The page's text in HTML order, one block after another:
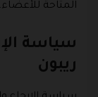
المتاحة للأعضاء.
سياسة
ريبون